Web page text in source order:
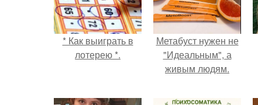
* Как выиграть в
лотерею *.
Метабуст нужен не
"Идеальным", а
живым людям.